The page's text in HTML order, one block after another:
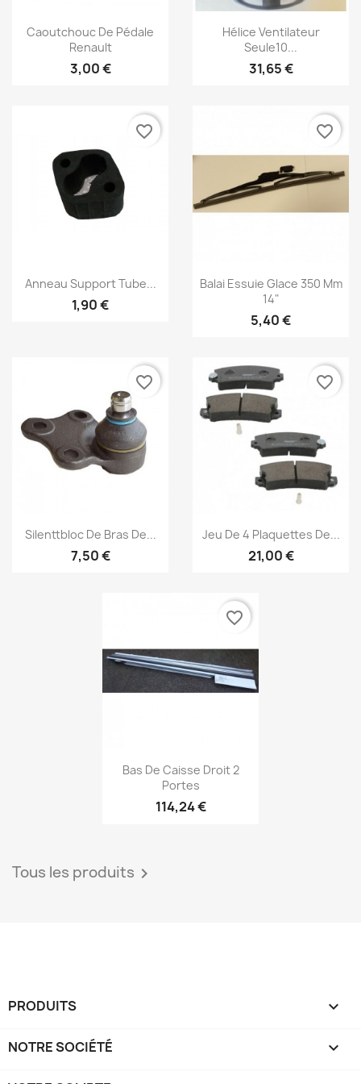
Aperçu rapide
Caoutchouc De Pédale
Renault
3,00 €
Aperçu rapide
Hélice Ventilateur
Seule10...
31,65 €
Aperçu rapide
Anneau Support Tube...
1,90 €
favorite_border
Aperçu rapide
Balai Essuie Glace 350 Mm
14"
5,40 €
favorite_border
Aperçu rapide
Silenttbloc De Bras De...
7,50 €
favorite_border
Aperçu rapide
Jeu De 4 Plaquettes De...
21,00 €
favorite_border
 Aperçu rapide
Bas De Caisse Droit 2
Portes
114,24 €
favorite_border
Tous les produits 
PRODUITS 
NOTRE SOCIÉTÉ 
Nom de la liste d'envies
Annuler Créer une liste d'envies